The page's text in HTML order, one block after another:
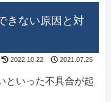
きない原因と対
2022.10.22 2021.07.25
といった不具合が起